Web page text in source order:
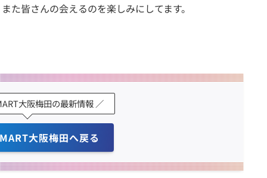
た皆さんの会えるのを楽しみにしてます。
大阪梅田の最新情報 ／
大阪梅田へ戻る